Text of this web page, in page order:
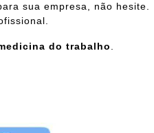
sua empresa, não hesite.
do trabalho.